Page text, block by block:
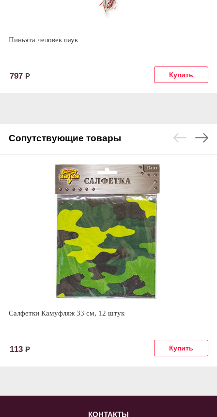
Пиньята человек паук
797 Р
Сопутствующие товары
Салфетки Камуфляж 33 см, 12 штук
113 Р
КОНТАКТЫ